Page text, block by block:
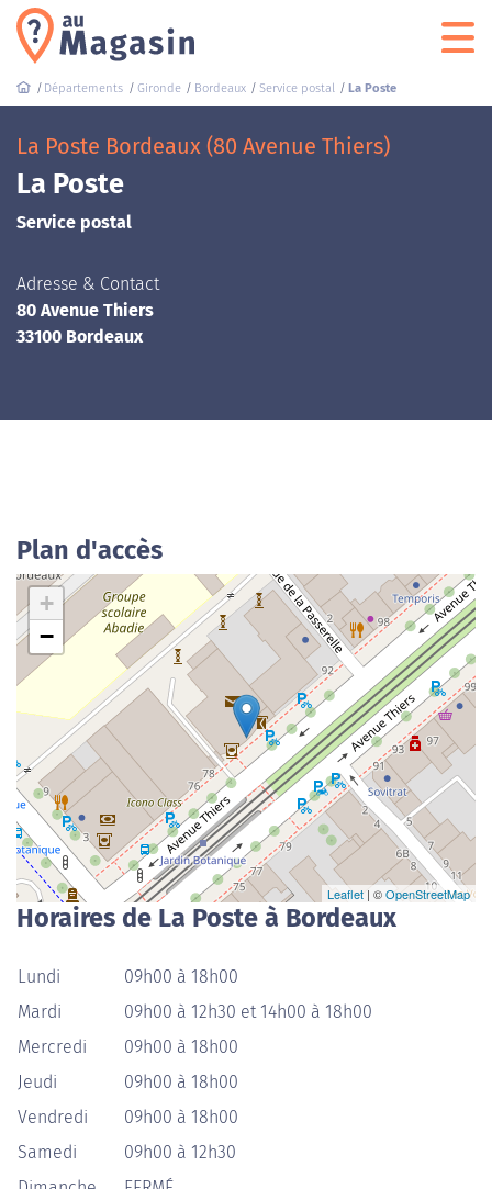
Départements Gironde Bordeaux Service postal La Poste
La Poste Bordeaux (80 Avenue Thiers)
La Poste
Service postal
Adresse & Contact
80 Avenue Thiers
33100 Bordeaux
Plan d'accès
+
−
Leaflet | ©OpenStreetMap
Horaires de La Poste à Bordeaux
Lundi
09h00 à 18h00
Mardi
09h00 à 12h30 et 14h00 à 18h00
Mercredi
09h00 à 18h00
Jeudi
09h00 à 18h00
Vendredi
09h00 à 18h00
Samedi
09h00 à 12h30